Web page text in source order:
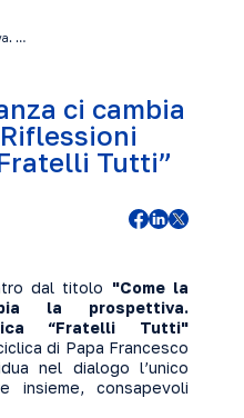
…
ci cambia
Tutti”
dal titolo "Come la
la prospettiva.
“Fratelli Tutti"
di Papa Francesco
nel dialogo l’unico
insieme, consapevoli